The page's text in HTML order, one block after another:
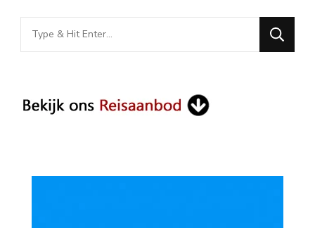
Looking
for